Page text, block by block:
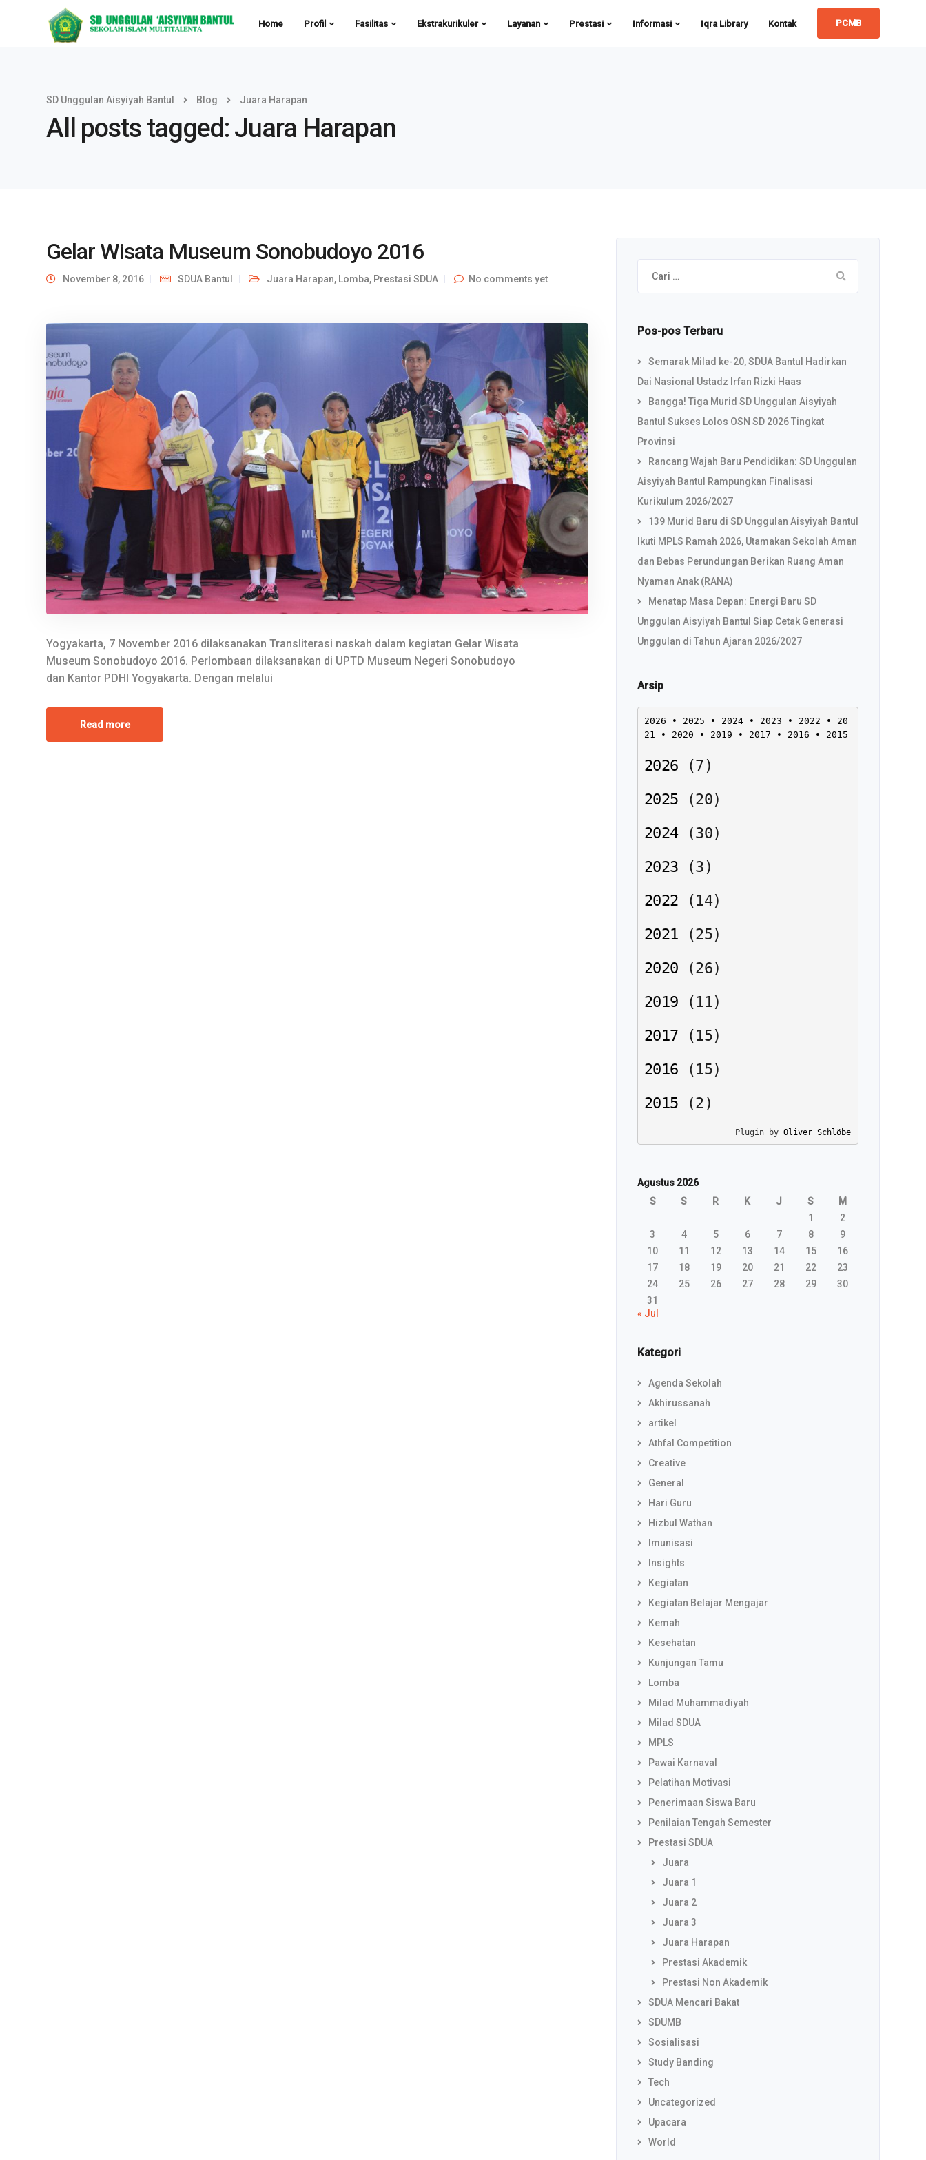
Home Profil Fasilitas Ekstrakurikuler Layanan Prestasi Informasi Iqra Library Kontak PCMB
SD Unggulan Aisyiyah Bantul Blog Juara Harapan
All posts tagged: Juara Harapan
Gelar Wisata Museum Sonobudoyo 2016
November 8, 2016 SDUA Bantul Juara Harapan, Lomba, Prestasi SDUA No comments yet
Yogyakarta, 7 November 2016 dilaksanakan Transliterasi naskah dalam kegiatan Gelar Wisata
Museum Sonobudoyo 2016. Perlombaan dilaksanakan di UPTD Museum Negeri Sonobudoyo
dan Kantor PDHI Yogyakarta. Dengan melalui
Read more
Cari
untuk:
Pos-pos Terbaru
Semarak Milad ke-20, SDUA Bantul Hadirkan
Dai Nasional Ustadz Irfan Rizki Haas
Bangga! Tiga Murid SD Unggulan Aisyiyah
Bantul Sukses Lolos OSN SD 2026 Tingkat
Provinsi
Rancang Wajah Baru Pendidikan: SD Unggulan
Aisyiyah Bantul Rampungkan Finalisasi
Kurikulum 2026/2027
139 Murid Baru di SD Unggulan Aisyiyah Bantul
Ikuti MPLS Ramah 2026, Utamakan Sekolah Aman
dan Bebas Perundungan Berikan Ruang Aman
Nyaman Anak (RANA)
Menatap Masa Depan: Energi Baru SD
Unggulan Aisyiyah Bantul Siap Cetak Generasi
Unggulan di Tahun Ajaran 2026/2027
Arsip
2026 • 2025 • 2024 • 2023 • 2022 • 20
21
• 2020 • 2019 • 2017 • 2016 • 2015
2026 (7 )
2025
(20)
2024
(30)
2023
(3 )
2022
(14)
2021
(25)
2020
(26)
2019
(11)
2017
(15)
2016
(15)
2015
(2 )
Plugin by Oliver Schlöbe
Agustus 2026
S
S R K J S
M
1
2
3
4 5 6 7 8
9
10
11 12 13 14 15
16
17
18 19 20 21 22
23
24
25 26 27 28 29
30
31
« Jul
Kategori
Agenda Sekolah
Akhirussanah
artikel
Athfal Competition
Creative
General
Hari Guru
Hizbul Wathan
Imunisasi
Insights
Kegiatan
Kegiatan Belajar Mengajar
Kemah
Kesehatan
Kunjungan Tamu
Lomba
Milad Muhammadiyah
Milad SDUA
MPLS
Pawai Karnaval
Pelatihan Motivasi
Penerimaan Siswa Baru
Penilaian Tengah Semester
Prestasi SDUA
Juara
Juara 1
Juara 2
Juara 3
Juara Harapan
Prestasi Akademik
Prestasi Non Akademik
SDUA Mencari Bakat
SDUMB
Sosialisasi
Study Banding
Tech
Uncategorized
Upacara
World